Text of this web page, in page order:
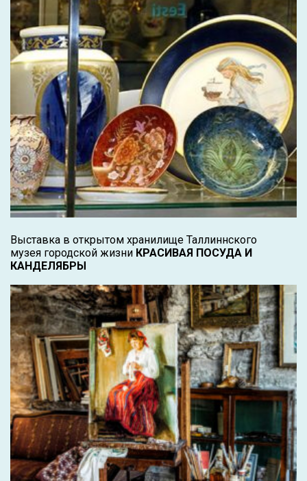
Выставка в открытом хранилище Таллиннского
музея городской жизни КРАСИВАЯ ПОСУДА И
КАНДЕЛЯБРЫ